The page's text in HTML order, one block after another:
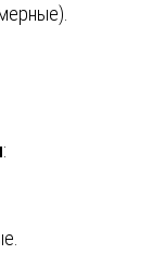
: